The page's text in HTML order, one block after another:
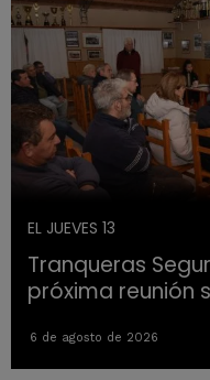
EL JUEVES 13
Tranqueras
próxima reunión
6 de agosto de 2026